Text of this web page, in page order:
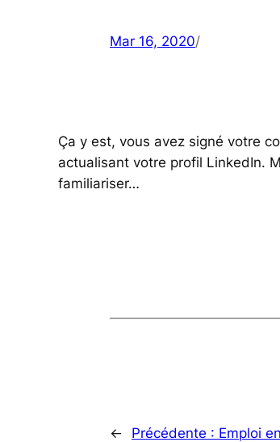
Mar 16, 2020/
Ça y est, vous avez signé votre
actualisant votre profil LinkedIn.
familiariser…
← Précédente : Emploi